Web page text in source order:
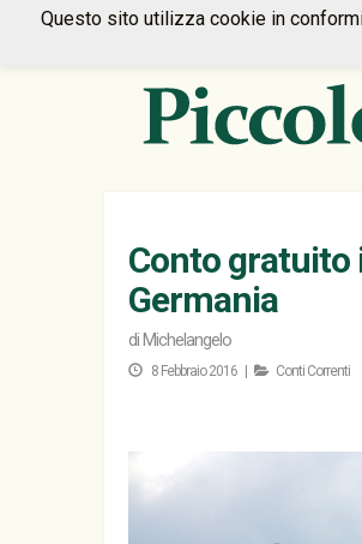
Conto gratuito
Germania
di Michelangelo
8 Febbraio 2016 | Conti Correnti
Questo sito utilizza cookie in